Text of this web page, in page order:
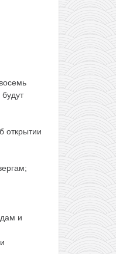
открытии
и